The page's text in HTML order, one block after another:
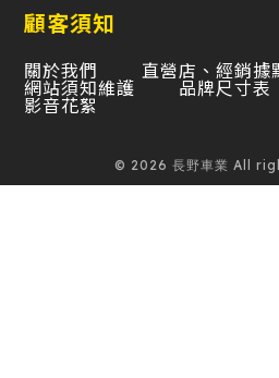
顧客須知
關於我們 直營店、經銷據
網站須知維護 品牌尺寸表
影音花絮
© 2026 長野車業 All